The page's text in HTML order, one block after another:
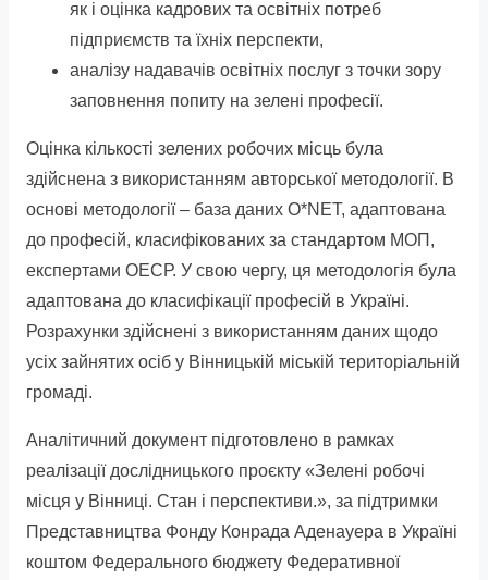
як і оцінка кадрових та освітніх потреб
підприємств та їхніх перспекти,
аналізу надавачів освітніх послуг з точки зору
заповнення попиту на зелені професії.
Оцінка кількості зелених робочих місць була
здійснена з використанням авторської методології. В
основі методології – база даних O*NET, адаптована
до професій, класифікованих за стандартом МОП,
експертами ОЕСР. У свою чергу, ця методологія була
адаптована до класифікації професій в Україні.
Розрахунки здійснені з використанням даних щодо
усіх зайнятих осіб у Вінницькій міській територіальній
громаді.
Аналітичний документ підготовлено в рамках
реалізації дослідницького проєкту «Зелені робочі
місця у Вінниці. Стан і перспективи.», за підтримки
Представництва Фонду Конрада Аденауера в Україні
коштом Федерального бюджету Федеративної